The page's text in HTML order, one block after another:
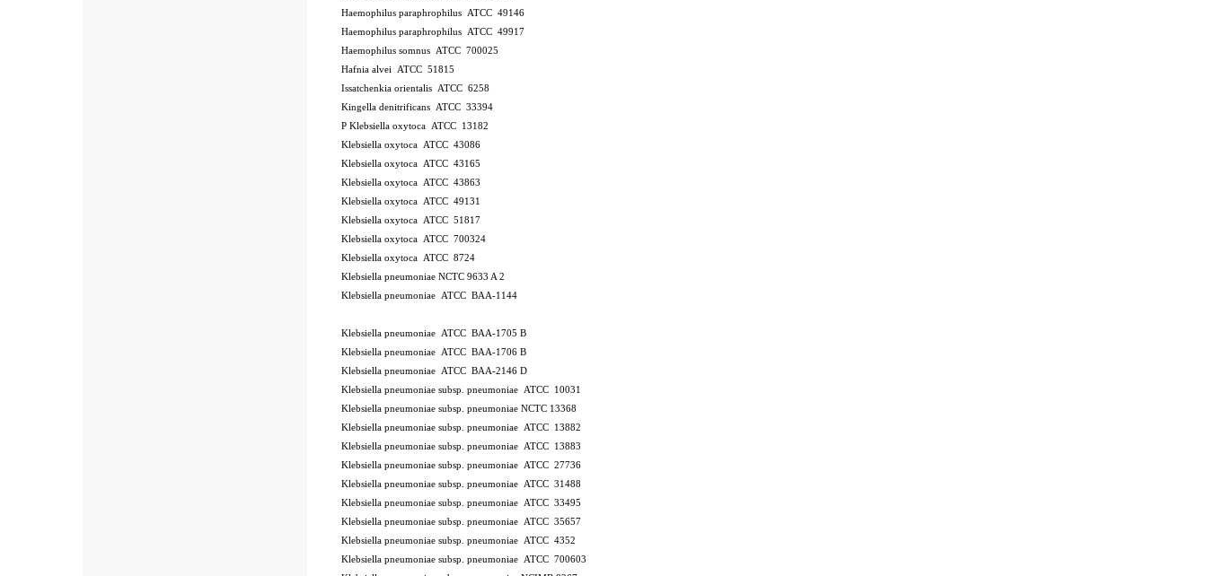
Haemophilus paraphrophilus ATCC 49146
Haemophilus paraphrophilus ATCC 49917
Haemophilus somnus ATCC 700025
Hafnia alvei ATCC 51815
Issatchenkia orientalis ATCC 6258
Kingella denitrificans ATCC 33394
P Klebsiella oxytoca ATCC 13182
Klebsiella oxytoca ATCC 43086
Klebsiella oxytoca ATCC 43165
Klebsiella oxytoca ATCC 43863
Klebsiella oxytoca ATCC 49131
Klebsiella oxytoca ATCC 51817
Klebsiella oxytoca ATCC 700324
Klebsiella oxytoca ATCC 8724
Klebsiella pneumoniae NCTC 9633 A 2
Klebsiella pneumoniae ATCC BAA-1144
Klebsiella pneumoniae ATCC BAA-1705 B
Klebsiella pneumoniae ATCC BAA-1706 B
Klebsiella pneumoniae ATCC BAA-2146 D
Klebsiella pneumoniae subsp. pneumoniae ATCC 10031
Klebsiella pneumoniae subsp. pneumoniae NCTC 13368
Klebsiella pneumoniae subsp. pneumoniae ATCC 13882
Klebsiella pneumoniae subsp. pneumoniae ATCC 13883
Klebsiella pneumoniae subsp. pneumoniae ATCC 27736
Klebsiella pneumoniae subsp. pneumoniae ATCC 31488
Klebsiella pneumoniae subsp. pneumoniae ATCC 33495
Klebsiella pneumoniae subsp. pneumoniae ATCC 35657
Klebsiella pneumoniae subsp. pneumoniae ATCC 4352
Klebsiella pneumoniae subsp. pneumoniae ATCC 700603